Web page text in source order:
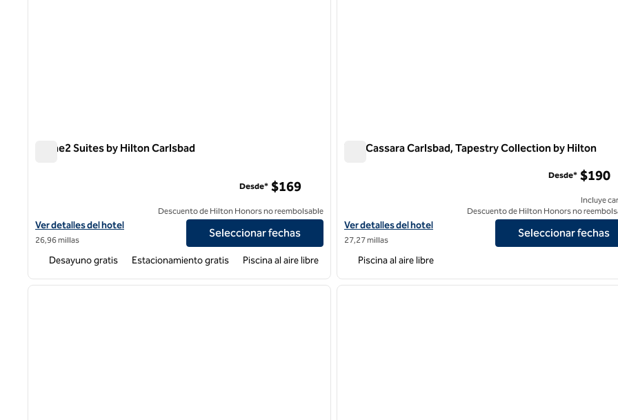
Home2 Suites by Hilton Carlsbad
Ver detalles del hotel para Home2 Suites by Hilton Carlsbad
Ver detalles del hotel
26,96 millas
Desde* $169
Descuento de Hilton Honors no reembolsable
Seleccionar fechas
Desayuno gratis Estacionamiento gratis Piscina al aire libre
The Cassara Carlsbad, Tapestry Collection by Hilton
Ver detalles del hotel The Cassara Carlsbad, Tapestry Collection
Ver detalles del hotel
27,27 millas
Desde* $190
Incluye
Descuento de Hilton Honors no
Seleccionar fechas
Piscina al aire libre
1 de 12
siguiente imagen
1 de 12